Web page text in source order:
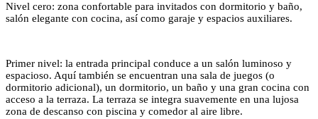
Nivel cero: zona confortable para invitados con dormitorio y baño,
salón elegante con cocina, así como garaje y espacios auxiliares.
Primer nivel: la entrada principal conduce a un salón luminoso y
espacioso. Aquí también se encuentran una sala de juegos (o
dormitorio adicional), un dormitorio, un baño y una gran cocina con
acceso a la terraza. La terraza se integra suavemente en una lujosa
zona de descanso con piscina y comedor al aire libre.